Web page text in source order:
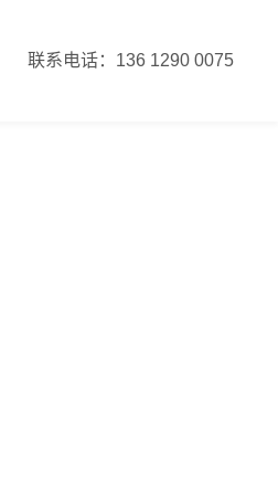
联系电话：136 1290 0075